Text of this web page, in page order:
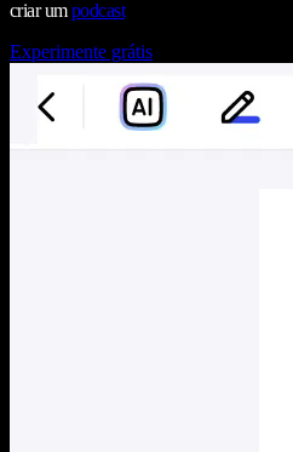
criar umpodcast
Experimente grátis